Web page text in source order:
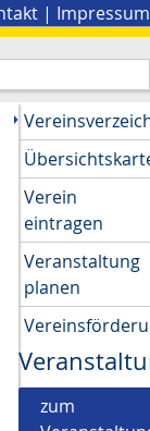
| Impressum
Verein
eintragen
Veranstaltung
planen
zum